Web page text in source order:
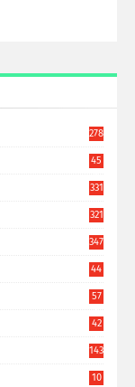
278
45
331
321
347
44
57
42
143
10